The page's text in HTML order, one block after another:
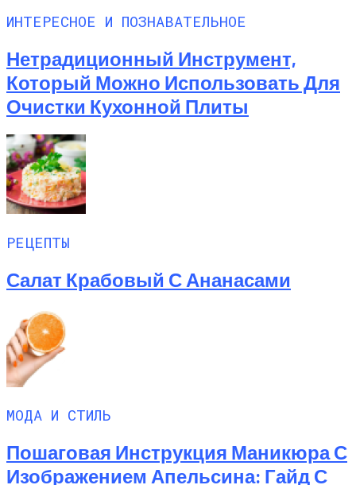
ИНТЕРЕСНОЕ И ПОЗНАВАТЕЛЬНОЕ
Нетрадиционный Инструмент,
Который Можно Использовать Для
Очистки Кухонной Плиты
РЕЦЕПТЫ
Салат Крабовый С Ананасами
МОДА И СТИЛЬ
Пошаговая Инструкция Маникюра С
Изображением Апельсина: Гайд С